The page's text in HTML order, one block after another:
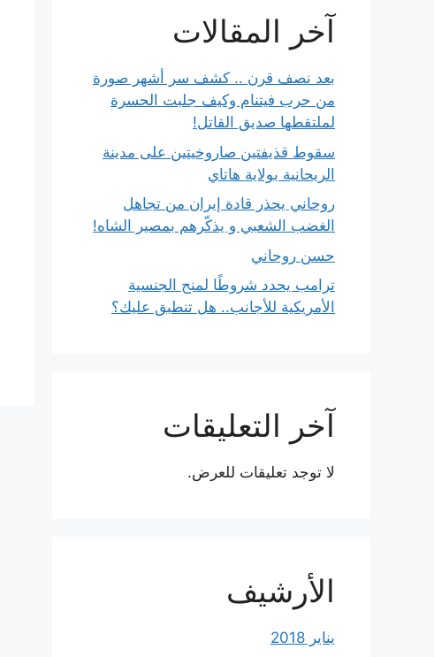
آخر المقالات
بعد نصف قرن .. كشف سر أشهر صورة
من حرب فيتنام وكيف جلبت الحسرة
لملتقطها صديق القاتل!
سقوط قذيفتين صاروخيتين على مدينة
الريحانية بولاية هاتاي
روحاني يحذر قادة إيران من تجاهل
الغضب الشعبي و يذكّرهم بمصير الشاه!
حسن روحاني
ترامب يحدد شروطًا لمنح الجنسية
الأمريكية للأجانب.. هل تنطبق عليك؟
آخر التعليقات
لا توجد تعليقات للعرض.
الأرشيف
يناير 2018